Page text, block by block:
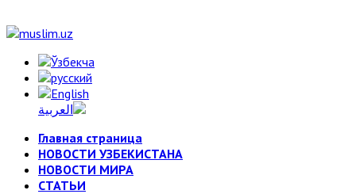
Главная страница
НОВОСТИ УЗБЕКИСТАНА
НОВОСТИ МИРА
СТАТЬИ